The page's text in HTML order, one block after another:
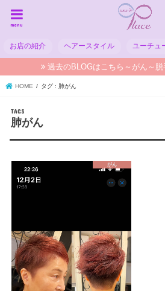
menu
お店の紹介 ヘアースタイル ユーチュ
過去のBLOGはこちら～がん～
HOME タグ : 肺がん
肺がん
がん